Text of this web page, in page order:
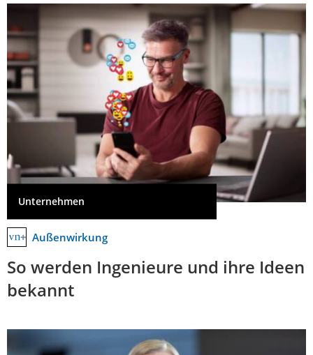
Unternehmen
Außenwirkung
So werden Ingenieure und ihre Ideen
bekannt